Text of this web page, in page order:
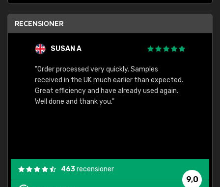
RECENSIONER
SUSAN A
"Order processed very quickly. Samples
received in the UK much earlier than expected.
Great efficiency and have already used again.
Well done and thank you."
9,0
463recensioner